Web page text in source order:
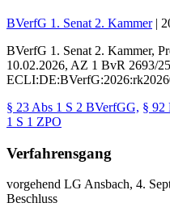
BVerfG 1. Senat 2. Kammer |
BVerfG 1. Senat 2. Kammer,
10.02.2026, AZ 1 BvR 2693/25
§ 23 Abs 1 S 2 BVerfGG, § 92
1 S 1 ZPO
Verfahrensgang
vorgehend LG Ansbach, 4.
Beschluss